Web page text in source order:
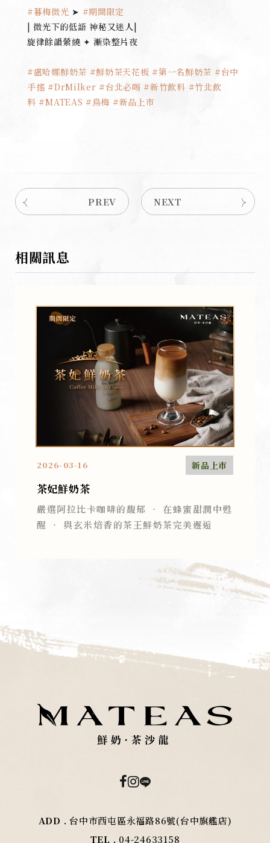
#暮梅微光 ➤ #期間限定
| 微光下的低語 神秘又迷人|
旋律餘韻縈繞 ✦ 漸染整片夜
#盧哈娜鮮奶茶 #鮮奶茶天花板 #第一名鮮奶茶 #台中
手搖 #DrMilker #台北必喝 #新竹飲料 #竹北飲
料 #MATEAS #烏梅 #新品上市
PREV NEXT
相關訊息
2026-03-16 新品上市
茶妃鮮奶茶
嚴選阿拉比卡咖啡的馥郁 ‧ 在蜂蜜甜潤中甦
醒 ‧ 與玄米焙香的茶王鮮奶茶完美邂逅
ADD . 台中市西屯區永福路86號(台中旗艦店)
TEL . 04-24633158